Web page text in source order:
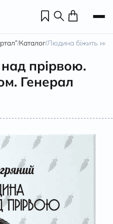
/Каталог/Людина біжить над
прірвою.
Генерал